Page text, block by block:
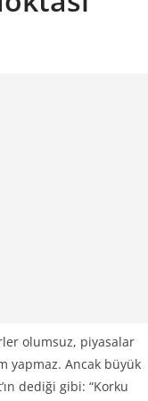
olumsuz, piyasalar
yapmaz. Ancak büyük
dediği gibi: “Korku